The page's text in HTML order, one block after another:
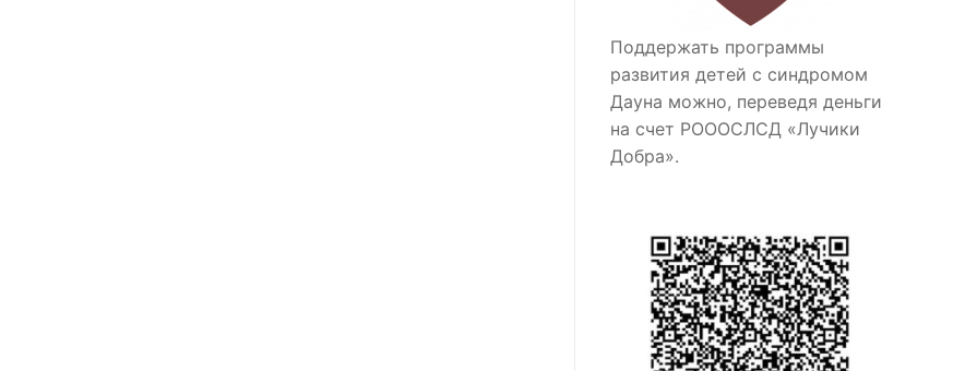
Поддержать программы
развития детей с синдромом
Дауна можно, переведя деньги
на счет РОООСЛСД «Лучики
Добра».